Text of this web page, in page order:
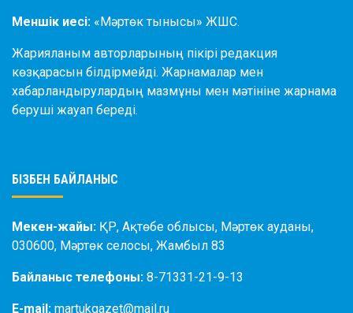
Меншік иесі: «Мәртөк тынысы» ЖШС.
Жарияланым авторларының пікірі редакция
көзқарасын білдірмейді. Жарнамалар мен
хабарландырулардың мазмұны мен мәтініне жарнама
беруші жауап береді.
БІЗБЕН БАЙЛАНЫС
Мекен-жайы: ҚР, Ақтөбе облысы, Мәртөк ауданы,
030600, Мәртөк селосы, Жамбыл 83
Байланыс телефоны: 8-71331-21-9-13
E-mail: martukgazet@mail.ru